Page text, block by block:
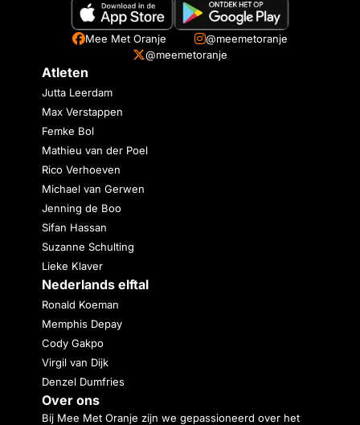
Mee Met Oranje
@meemetoranje
@meemetoranje
Atleten
Jutta Leerdam
Max Verstappen
Femke Bol
Mathieu van der Poel
Rico Verhoeven
Michael van Gerwen
Jenning de Boo
Sifan Hassan
Suzanne Schulting
Lieke Klaver
Nederlands elftal
Ronald Koeman
Memphis Depay
Cody Gakpo
Virgil van Dijk
Denzel Dumfries
Over ons
Bij Mee Met Oranje zijn we gepassioneerd over het